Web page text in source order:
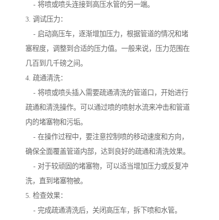
- 将喷或喷头连接到高压水管的另一端。
3. 调试压力：
- 启动高压车，逐渐增加压力，根据管道的情况和堵
塞程度，调整到合适的压力值。一般来说，压力范围在
几百到几千磅之间。
4. 疏通清洗：
- 将喷或喷头插入需要疏通清洗的管道口，开始进行
疏通和清洗操作。可以通过喷的喷射水流来冲击和管道
内的堵塞物和污垢。
- 在操作过程中，要注意控制喷的移动速度和方向，
确保全面覆盖管道内部，达到良好的疏通和清洗效果。
- 对于较顽固的堵塞物，可以适当增加压力或反复冲
洗，直到堵塞物被。
5. 检查效果：
- 完成疏通清洗后，关闭高压车，拆下喷和水管。